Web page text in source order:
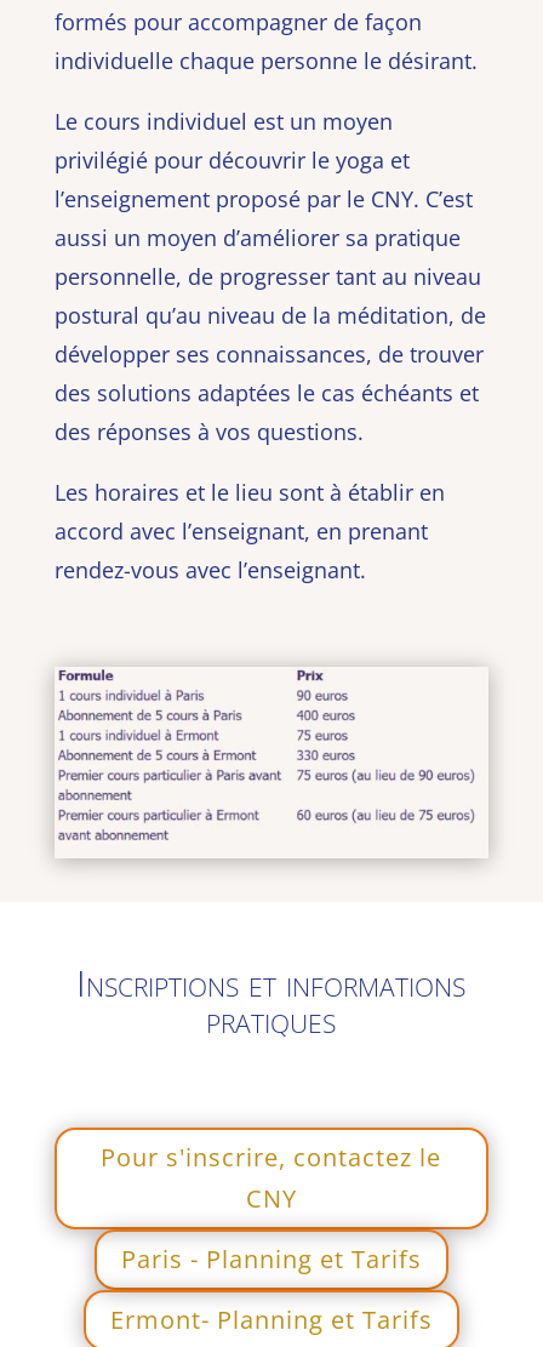
formés pour accompagner de façon
individuelle chaque personne le désirant.
Le cours individuel est un moyen
privilégié pour découvrir le yoga et
l’enseignement proposé par le CNY. C’est
aussi un moyen d’améliorer sa pratique
personnelle, de progresser tant au niveau
postural qu’au niveau de la méditation, de
développer ses connaissances, de trouver
des solutions adaptées le cas échéants et
des réponses à vos questions.
Les horaires et le lieu sont à établir en
accord avec l’enseignant, en prenant
rendez-vous avec l’enseignant.
Inscriptions et informations
pratiques
Pour s'inscrire, contactez le
CNY
Paris - Planning et Tarifs
Ermont- Planning et Tarifs